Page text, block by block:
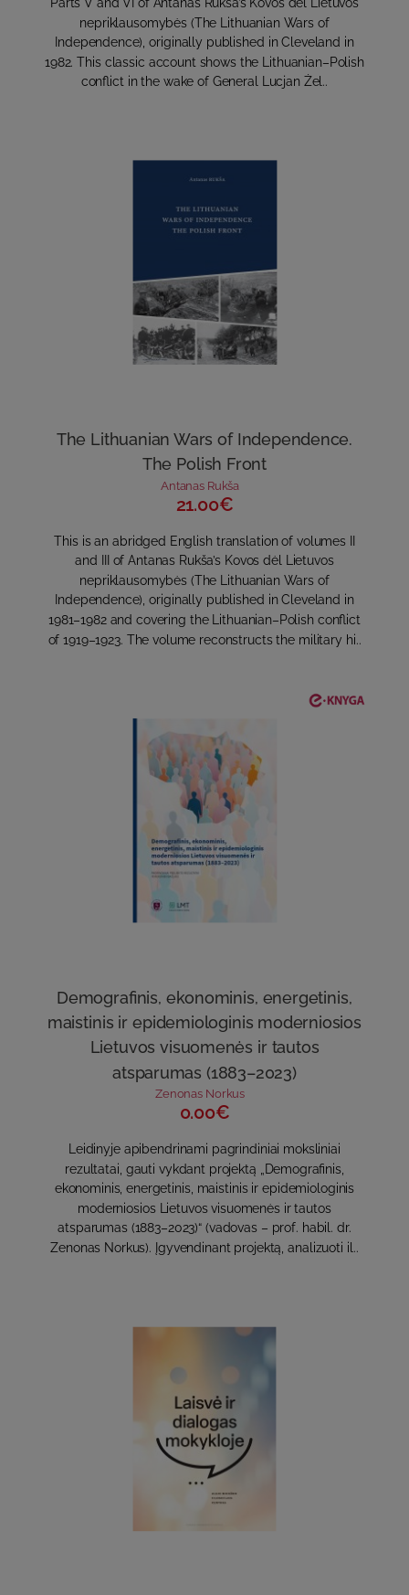
Parts V and VI of Antanas Rukša’s Kovos dėl Lietuvos
nepriklausomybės (The Lithuanian Wars of
Independence), originally published in Cleveland in
1982. This classic account shows the Lithuanian–Polish
conflict in the wake of General Lucjan Żel..
The Lithuanian Wars of Independence.
The Polish Front
Antanas Rukša
21.00€
This is an abridged English translation of volumes II
and III of Antanas Rukša’s Kovos dėl Lietuvos
nepriklausomybės (The Lithuanian Wars of
Independence), originally published in Cleveland in
1981–1982 and covering the Lithuanian–Polish conflict
of 1919–1923. The volume reconstructs the military hi..
Demografinis, ekonominis, energetinis,
maistinis ir epidemiologinis moderniosios
Lietuvos visuomenės ir tautos
atsparumas (1883–2023)
Zenonas Norkus
0.00€
Leidinyje apibendrinami pagrindiniai moksliniai
rezultatai, gauti vykdant projektą „Demografinis,
ekonominis, energetinis, maistinis ir epidemiologinis
moderniosios Lietuvos visuomenės ir tautos
atsparumas (1883–2023)“ (vadovas – prof. habil. dr.
Zenonas Norkus). Įgyvendinant projektą, analizuoti il..